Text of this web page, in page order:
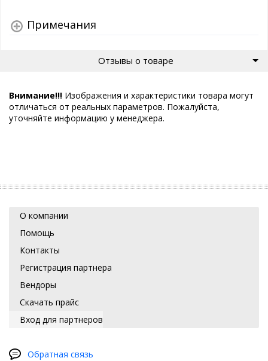
Примечания
Отзывы о товаре
Внимание!!! Изображения и характеристики товара могут
отличаться от реальных параметров. Пожалуйста,
уточняйте информацию у менеджера.
О компании
Помощь
Контакты
Регистрация партнера
Вендоры
Скачать прайс
Вход для партнеров
Обратная связь